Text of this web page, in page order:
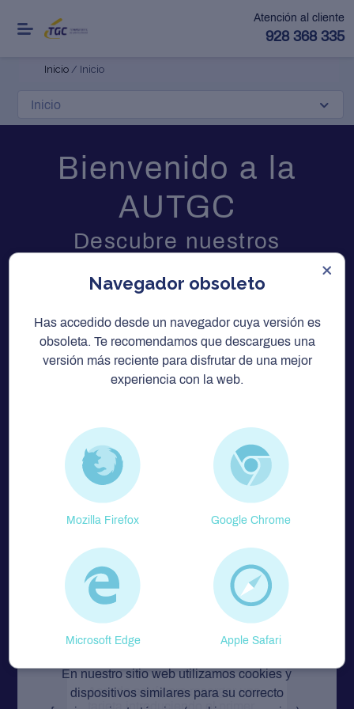
Atención al cliente
928 368 335
Inicio / Inicio
Bienvenido a la
AUTGC
Descubre nuestros
servicios pensados para ti
Emisión y renovación
tarjeta
Accede aquí para acreditarte y
solicitar una tarjeta.
Accede aquí para recargar una
Navegador obsoleto
Has accedido desde un navegador cuya versión es
obsoleta. Te recomendamos que descargues una
versión más reciente para disfrutar de una mejor
experiencia con la web.
Mozilla Firefox Google Chrome
Microsoft Edge Apple Safari
En nuestro sitio web utilizamos cookies y
dispositivos similares para su correcto